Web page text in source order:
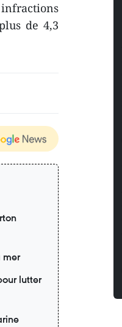
de 4,3
mer
lutter